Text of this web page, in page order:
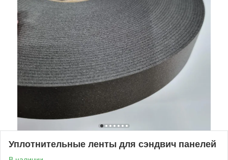
Уплотнительные ленты для сэндвич панелей